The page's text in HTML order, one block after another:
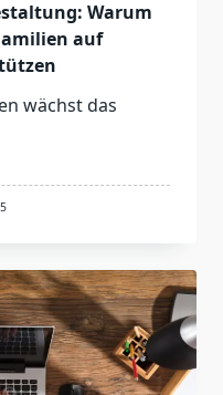
Warum
auf
wächst das